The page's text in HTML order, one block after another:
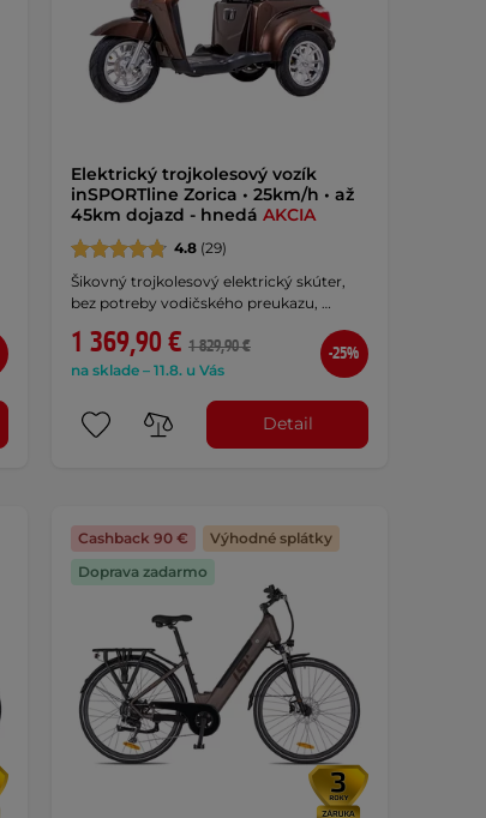
Elektrický trojkolesový vozík
inSPORTline Zorica • 25km/h • až
45km dojazd - hnedá AKCIA
4.8(29)
Šikovný trojkolesový elektrický skúter,
bez potreby vodičského preukazu, …
1 369,90 € 1 829,90 €
na sklade – 11.8. u Vás
-25%
Detail
Cashback 90 €
Výhodné splátky
Doprava zadarmo